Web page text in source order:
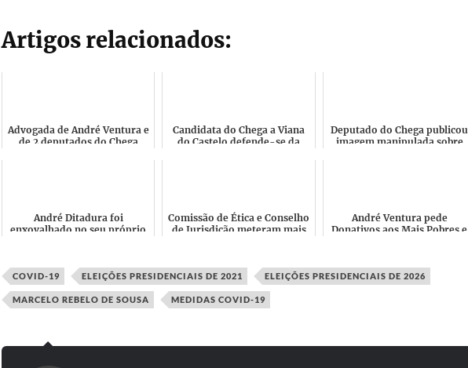
Artigos relacionados:
Advogada de André Ventura e
de 2 deputados do Chega
Candidata do Chega a Viana
do Castelo defende-se da
Deputado do Chega publicou
imagem manipulada sobre
André Ditadura foi
enxovalhado no seu próprio
Comissão de Ética e Conselho
de Jurisdição meteram mais
André Ventura pede
Donativos aos Mais Pobres e
COVID-19 ELEIÇÕES PRESIDENCIAIS DE 2021 ELEIÇÕES PRESIDENCIAIS DE 2026
MARCELO REBELO DE SOUSA MEDIDAS COVID-19